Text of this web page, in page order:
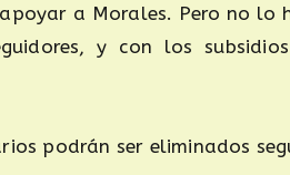
a Morales. Pero no lo
y con los
podrán ser eliminados